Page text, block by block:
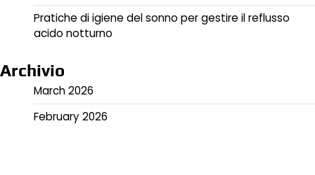
Pratiche di igiene del sonno per gestire il reflusso
acido notturno
Archivio
March 2026
February 2026